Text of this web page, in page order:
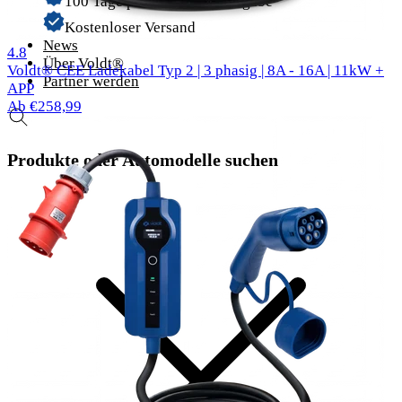
Kostenloser Versand
News
Über Voldt®
Partner werden
Produkte oder Automodelle suchen
4.8310 Bewertungen
Voldt® CEE Ladekabel Typ 2 | 3 phasig | 8A - 16A | 11kW +
APP
Ab €258,99